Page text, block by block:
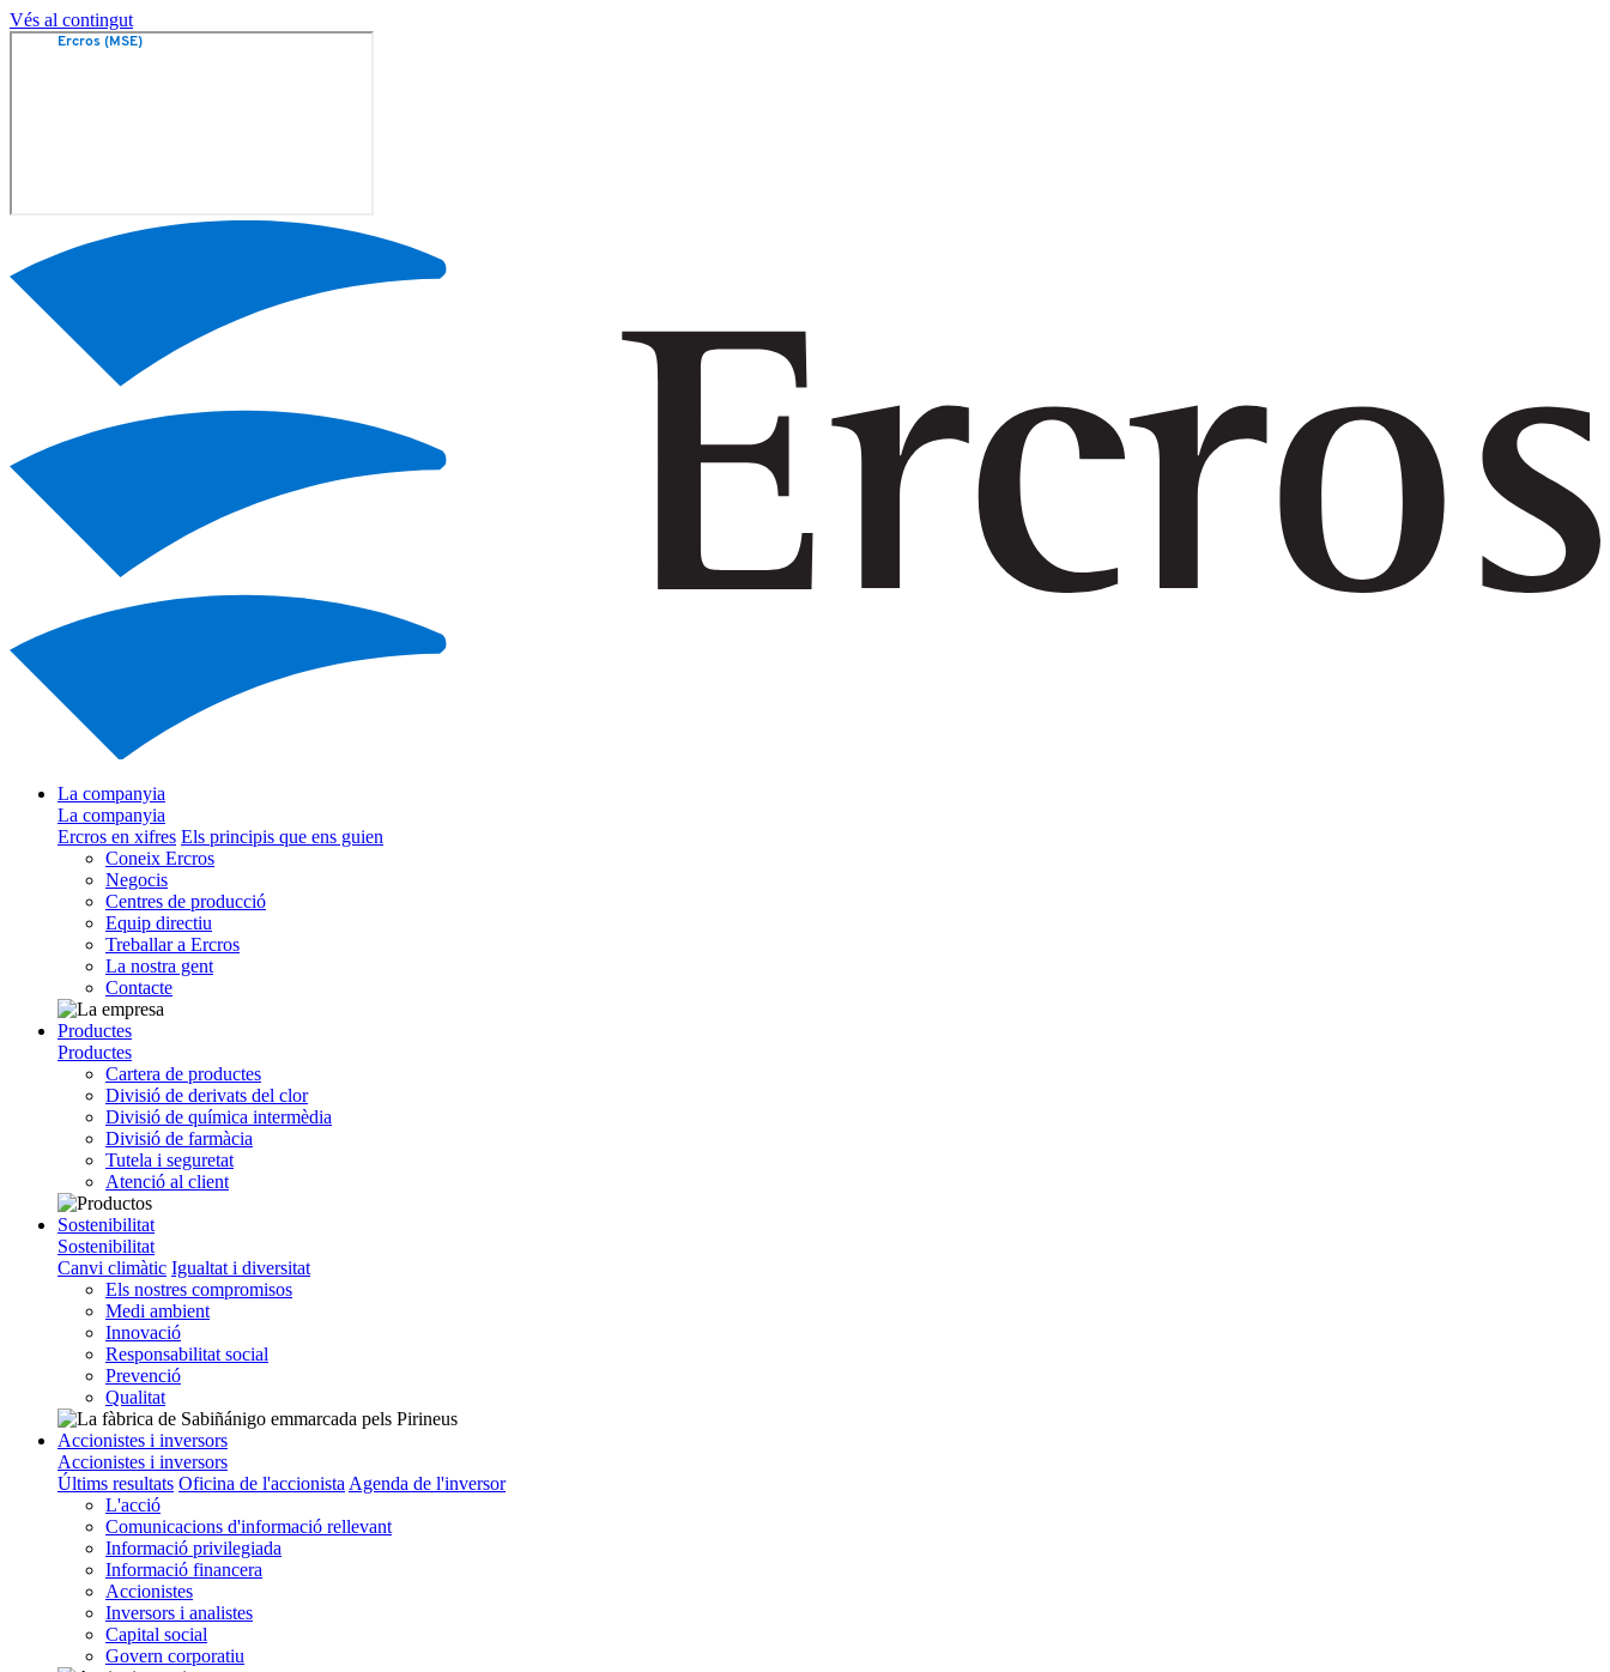
Vés al contingut
La companyia
La companyia
Ercros en xifres Els principis que ens guien
Coneix Ercros
Negocis
Centres de producció
Equip directiu
Treballar a Ercros
La nostra gent
Contacte
Productes
Productes
Cartera de productes
Divisió de derivats del clor
Divisió de química intermèdia
Divisió de farmàcia
Tutela i seguretat
Atenció al client
Sostenibilitat
Sostenibilitat
Canvi climàtic Igualtat i diversitat
Els nostres compromisos
Medi ambient
Innovació
Responsabilitat social
Prevenció
Qualitat
Accionistes i inversors
Accionistes i inversors
Últims resultats Oficina de l'accionista Agenda de l'inversor
L'acció
Comunicacions d'informació rellevant
Informació privilegiada
Informació financera
Accionistes
Inversors i analistes
Capital social
Govern corporatiu